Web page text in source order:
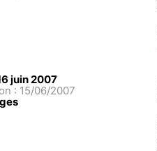
juin 2007
: 15/06/2007